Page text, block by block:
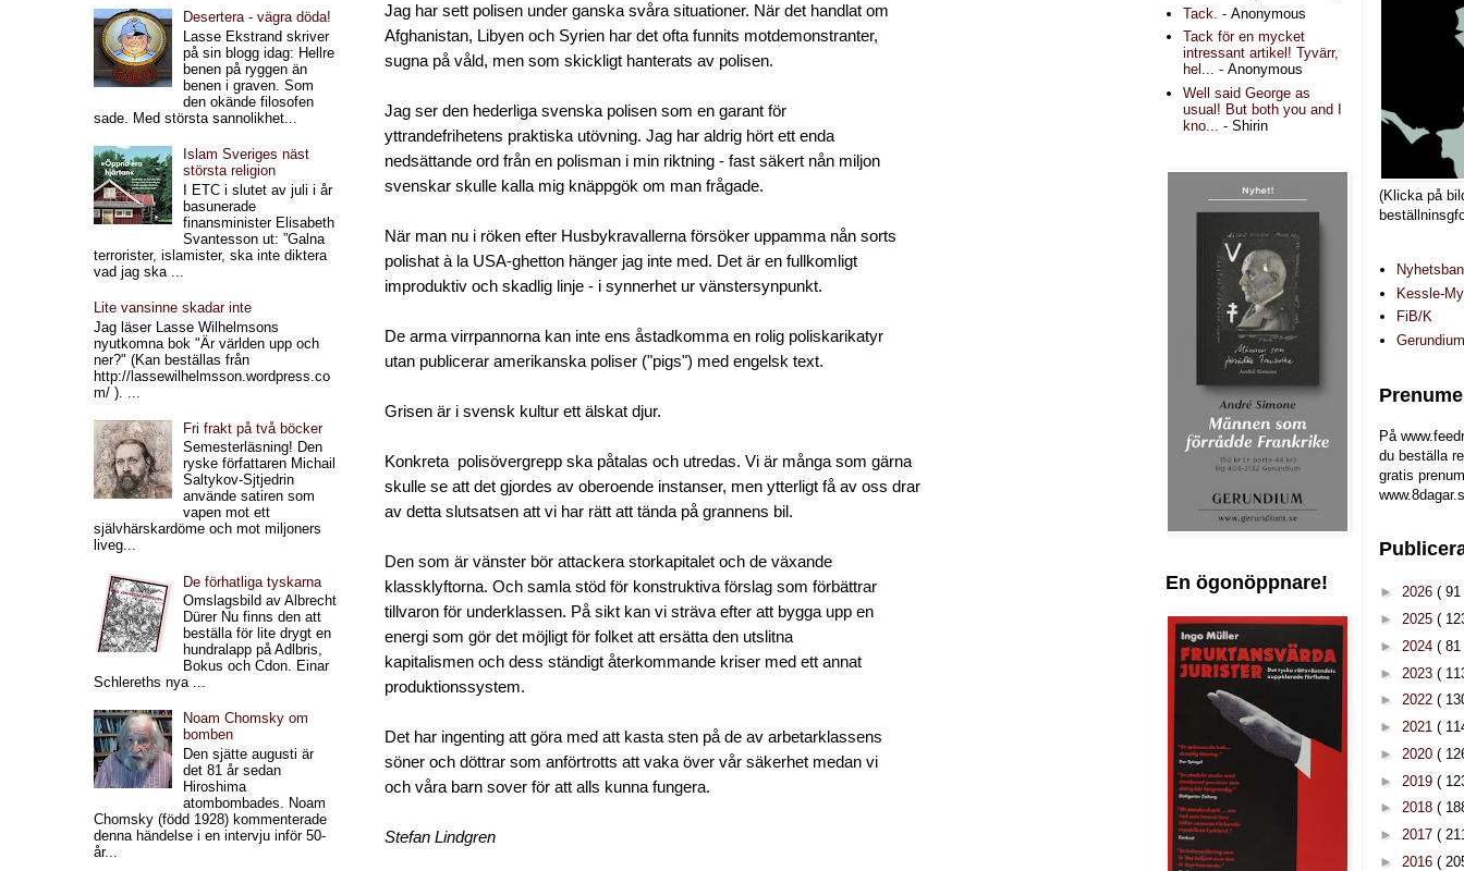
Jag har sett polisen under ganska svåra situationer. När det handlat om
Afghanistan, Libyen och Syrien har det ofta funnits motdemonstranter,
sugna på våld, men som skickligt hanterats av polisen.
Jag ser den hederliga svenska polisen som en garant för
yttrandefrihetens praktiska utövning. Jag har aldrig hört ett enda
nedsättande ord från en polisman i min riktning - fast säkert nån miljon
svenskar skulle kalla mig knäppgök om man frågade.
När man nu i röken efter Husbykravallerna försöker uppamma nån sorts
polishat à la USA-ghetton hänger jag inte med. Det är en fullkomligt
improduktiv och skadlig linje - i synnerhet ur vänstersynpunkt.
De arma virrpannorna kan inte ens åstadkomma en rolig poliskarikatyr
utan publicerar amerikanska poliser ("pigs") med engelsk text.
Grisen är i svensk kultur ett älskat djur.
Konkreta polisövergrepp ska påtalas och utredas. Vi är många som gärna
skulle se att det gjordes av oberoende instanser, men ytterligt få av oss drar
av detta slutsatsen att vi har rätt att tända på grannens bil.
Den som är vänster bör attackera storkapitalet och de växande
klassklyftorna. Och samla stöd för konstruktiva förslag som förbättrar
tillvaron för underklassen. På sikt kan vi sträva efter att bygga upp en
energi som gör det möjligt för folket att ersätta den utslitna
kapitalismen och dess ständigt återkommande kriser med ett annat
produktionssystem.
Det har ingenting att göra med att kasta sten på de av arbetarklassens
söner och döttrar som anförtrotts att vaka över vår säkerhet medan vi
och våra barn sover för att alls kunna fungera.
Stefan Lindgren
Desertera - vägra döda!
Lasse Ekstrand skriver
på sin blogg idag: Hellre
benen på ryggen än
benen i graven. Som
den okände filosofen
sade. Med största sannolikhet...
Islam Sveriges näst
största religion
I ETC i slutet av juli i år
basunerade
finansminister Elisabeth
Svantesson ut: ”Galna
terrorister, islamister, ska inte diktera
vad jag ska ...
Lite vansinne skadar inte
Jag läser Lasse Wilhelmsons
nyutkomna bok "Är världen upp och
ner?" (Kan beställas från
http://lassewilhelmsson.wordpress.co
m/ ). ...
Fri frakt på två böcker
Semesterläsning! Den
ryske författaren Michail
Saltykov-Sjtjedrin
använde satiren som
vapen mot ett
självhärskardöme och mot miljoners
liveg...
De förhatliga tyskarna
Omslagsbild av Albrecht
Dürer Nu finns den att
beställa för lite drygt en
hundralapp på Adlbris,
Bokus och Cdon. Einar
Schlereths nya ...
Noam Chomsky om
bomben
Den sjätte augusti är
det 81 år sedan
Hiroshima
atombombades. Noam
Chomsky (född 1928) kommenterade
denna händelse i en intervju inför 50-
år...
Tack. - Anonymous
Tack för en mycket
intressant artikel! Tyvärr,
hel... - Anonymous
Well said George as
usual! But both you and I
kno...
- Shirin
En ögonöppnare!
(Klicka på
Kessle-
FiB/K
På
du beställa
gratis
► 2026 ( 91
► 2025 (
► 2024 ( 81
► 2023 (
► 2022 (
► 2021 (
► 2020 (
► 2019 (
► 2018 (
► 2017 (
► 2016 (